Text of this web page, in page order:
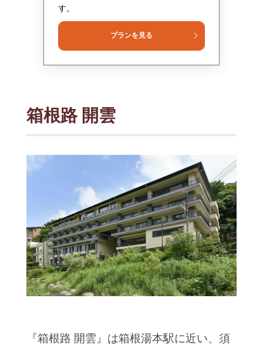
す。
プランを見る
箱根路 開雲
『箱根路 開雲』は箱根湯本駅に近い、須